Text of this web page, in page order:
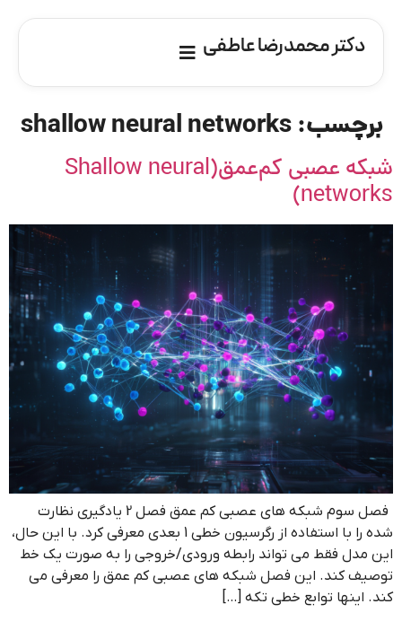
دکتر محمدرضا عاطفی
برچسب:shallow neural networks
شبکه عصبی کم‌عمق(Shallow neural
networks)
فصل سوم شبکه های عصبی کم عمق فصل 2 یادگیری نظارت
شده را با استفاده از رگرسیون خطی 1 بعدی معرفی کرد. با این حال،
این مدل فقط می تواند رابطه ورودی/خروجی را به صورت یک خط
توصیف کند. این فصل شبکه های عصبی کم عمق را معرفی می
کند. اینها توابع خطی تکه […]